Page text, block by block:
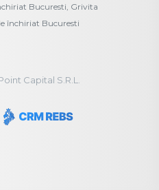
Bucuresti, Grivita
închiriat Bucuresti
Capital S.R.L.